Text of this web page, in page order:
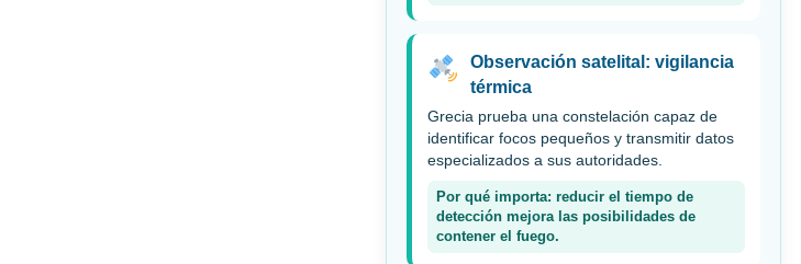
Observación satelital: vigilancia
térmica
Grecia prueba una constelación capaz de
identificar focos pequeños y transmitir datos
especializados a sus autoridades.
Por qué importa: reducir el tiempo de
detección mejora las posibilidades de
contener el fuego.